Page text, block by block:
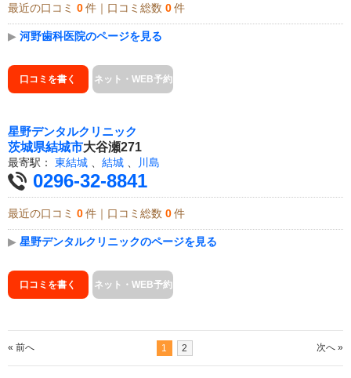
最近の口コミ 0 件｜口コミ総数 0 件
▶ 河野歯科医院のページを見る
口コミを書く ネット・WEB予約
星野デンタルクリニック
茨城県結城市大谷瀬271
最寄駅： 東結城 、 結城 、 川島
0296-32-8841
最近の口コミ 0 件｜口コミ総数 0 件
▶ 星野デンタルクリニックのページを見る
口コミを書く ネット・WEB予約
« 前へ 1 2 次へ »